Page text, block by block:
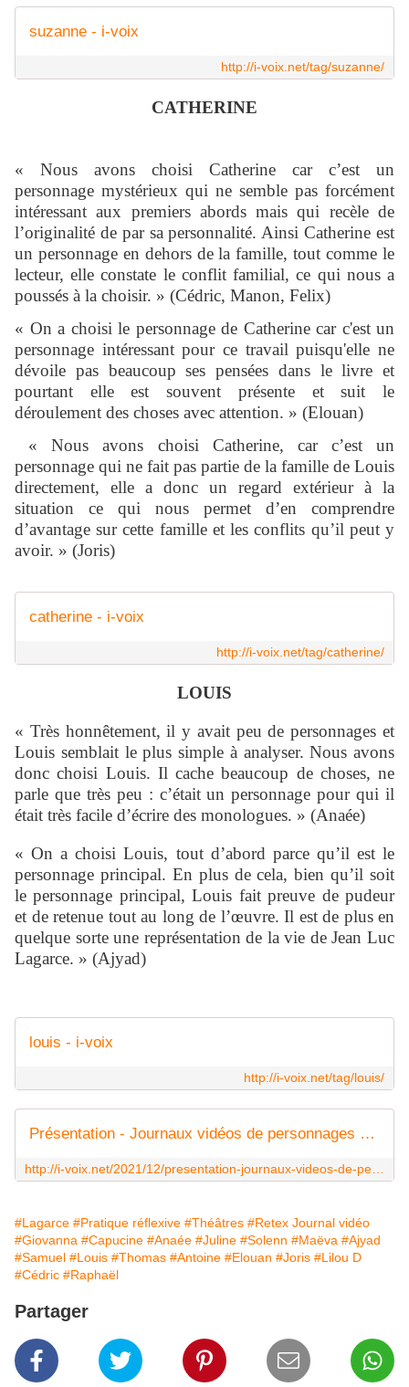
suzanne - i-voix
http://i-voix.net/tag/suzanne/
CATHERINE
« Nous avons choisi Catherine car c’est un
personnage mystérieux qui ne semble pas forcément
intéressant aux premiers abords mais qui recèle de
l’originalité de par sa personnalité. Ainsi Catherine est
un personnage en dehors de la famille, tout comme le
lecteur, elle constate le conflit familial, ce qui nous a
poussés à la choisir. » (Cédric, Manon, Felix)
« On a choisi le personnage de Catherine car c'est un
personnage intéressant pour ce travail puisqu'elle ne
dévoile pas beaucoup ses pensées dans le livre et
pourtant elle est souvent présente et suit le
déroulement des choses avec attention. » (Elouan)
« Nous avons choisi Catherine, car c’est un
personnage qui ne fait pas partie de la famille de Louis
directement, elle a donc un regard extérieur à la
situation ce qui nous permet d’en comprendre
d’avantage sur cette famille et les conflits qu’il peut y
avoir. » (Joris)
catherine - i-voix
http://i-voix.net/tag/catherine/
LOUIS
« Très honnêtement, il y avait peu de personnages et
Louis semblait le plus simple à analyser. Nous avons
donc choisi Louis. Il cache beaucoup de choses, ne
parle que très peu : c’était un personnage pour qui il
était très facile d’écrire des monologues. » (Anaée)
«On a choisi Louis, tout d’abord parce qu’il est le
personnage principal. En plus de cela, bien qu’il soit
le personnage principal, Louis fait preuve de pudeur
et de retenue tout au long de l’œuvre. Il est de plus en
quelque sorte une représentation de la vie de Jean Luc
Lagarce. » (Ajyad)
louis - i-voix
http://i-voix.net/tag/louis/
Présentation - Journaux vidéos de personnages - i-voix
#Lagarce #Pratique réflexive #Théâtres #Retex Journal vidéo
#Giovanna #Capucine #Anaée #Juline #Solenn #Maëva #Ajyad
#Samuel #Louis #Thomas #Antoine #Elouan #Joris #Lilou D
#Cédric #Raphaël
Partager